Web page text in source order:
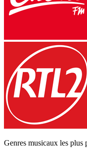
Genres musicaux les plus